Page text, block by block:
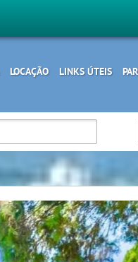
LOCAÇÃO LINKS ÚTEIS